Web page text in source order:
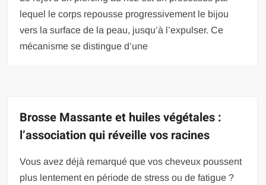
lequel le corps repousse progressivement le bijou
vers la surface de la peau, jusqu’à l’expulser. Ce
mécanisme se distingue d’une
Brosse Massante et huiles végétales :
l’association qui réveille vos racines
Vous avez déjà remarqué que vos cheveux poussent
plus lentement en période de stress ou de fatigue ?